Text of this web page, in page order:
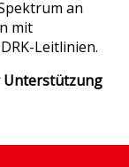
an
mit
Leitlinien.
Unterstützung